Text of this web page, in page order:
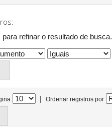
para refinar o resultado de busca.
| Ordenar registros por